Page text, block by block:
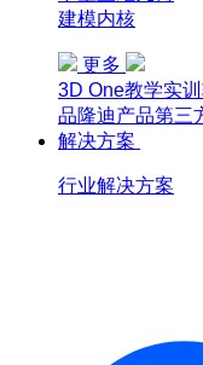
建模内核
更多
3D One教学实
品隆迪产品第三
解决方案
行业解决方案